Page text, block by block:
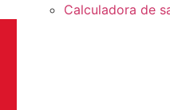
Calculadora de